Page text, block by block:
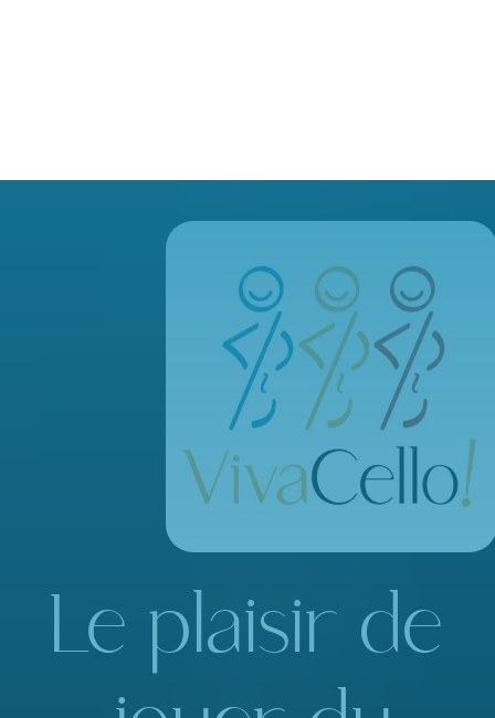
Le plaisir de